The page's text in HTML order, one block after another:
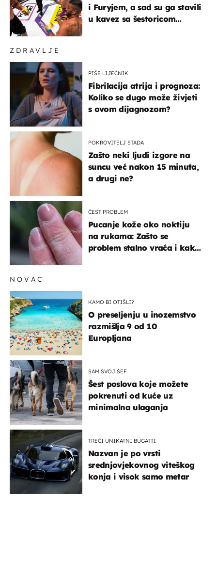
ZDRAVLJE
PIŠE LIJEČNIK
Fibrilacija atrija i prognoza:
Koliko se dugo može živjeti
s ovom dijagnozom?
POKROVITELJ STADA
Zašto neki ljudi izgore na
suncu već nakon 15 minuta,
a drugi ne?
ČEST PROBLEM
Pucanje kože oko noktiju
na rukama: Zašto se
problem stalno vraća i kako
i Furyjem, a sad su ga stavili
u kavez sa šestoricom
NOVAC
KAMO BI OTIŠLI?
O preseljenju u inozemstvo
razmišlja 9 od 10
Europljana
SAM SVOJ ŠEF
Šest poslova koje možete
pokrenuti od kuće uz
minimalna ulaganja
TREĆI UNIKATNI BUGATTI
Nazvan je po vrsti
srednjovjekovnog viteškog
konja i visok samo metar